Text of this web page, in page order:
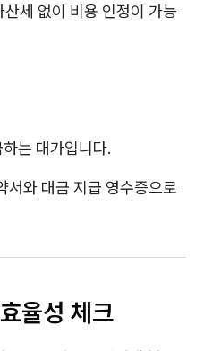
세 없이 비용 인정이 가능
는 대가입니다.
서와 대금 지급 영수증으로
율성 체크